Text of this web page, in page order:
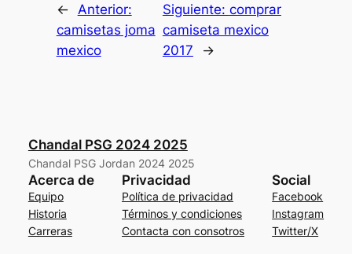
←
Anterior:
camisetas joma
mexico
Siguiente: comprar
camiseta mexico
2017
→
Chandal PSG 2024 2025
Chandal PSG Jordan 2024 2025
Acerca de
Equipo
Historia
Carreras
Privacidad
Política de privacidad
Términos y condiciones
Contacta con consotros
Social
Facebook
Instagram
Twitter/X